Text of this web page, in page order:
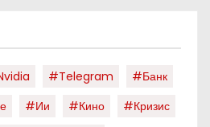
#telegram
#банк
#ии #кино
#кризис